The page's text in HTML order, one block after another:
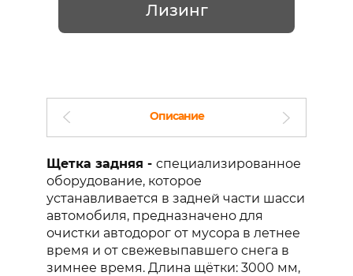
Лизинг
Описание
Щетка задняя - специализированное
оборудование, которое
устанавливается в задней части шасси
автомобиля, предназначено для
очистки автодорог от мусора в летнее
время и от свежевыпавшего снега в
зимнее время. Длина щётки: 3000 мм,